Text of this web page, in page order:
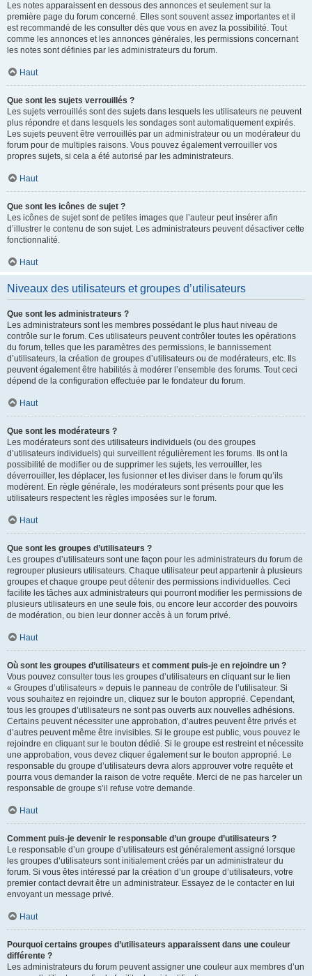
Les notes apparaissent en dessous des annonces et seulement sur la
première page du forum concerné. Elles sont souvent assez importantes et il
est recommandé de les consulter dès que vous en avez la possibilité. Tout
comme les annonces et les annonces générales, les permissions concernant
les notes sont définies par les administrateurs du forum.
Haut
Que sont les sujets verrouillés ?
Les sujets verrouillés sont des sujets dans lesquels les utilisateurs ne peuvent
plus répondre et dans lesquels les sondages sont automatiquement expirés.
Les sujets peuvent être verrouillés par un administrateur ou un modérateur du
forum pour de multiples raisons. Vous pouvez également verrouiller vos
propres sujets, si cela a été autorisé par les administrateurs.
Haut
Que sont les icônes de sujet ?
Les icônes de sujet sont de petites images que l’auteur peut insérer afin
d’illustrer le contenu de son sujet. Les administrateurs peuvent désactiver cette
fonctionnalité.
Haut
Niveaux des utilisateurs et groupes d’utilisateurs
Que sont les administrateurs ?
Les administrateurs sont les membres possédant le plus haut niveau de
contrôle sur le forum. Ces utilisateurs peuvent contrôler toutes les opérations
du forum, telles que les paramètres des permissions, le bannissement
d’utilisateurs, la création de groupes d’utilisateurs ou de modérateurs, etc. Ils
peuvent également être habilités à modérer l’ensemble des forums. Tout ceci
dépend de la configuration effectuée par le fondateur du forum.
Haut
Que sont les modérateurs ?
Les modérateurs sont des utilisateurs individuels (ou des groupes
d’utilisateurs individuels) qui surveillent régulièrement les forums. Ils ont la
possibilité de modifier ou de supprimer les sujets, les verrouiller, les
déverrouiller, les déplacer, les fusionner et les diviser dans le forum qu’ils
modèrent. En règle générale, les modérateurs sont présents pour que les
utilisateurs respectent les règles imposées sur le forum.
Haut
Que sont les groupes d’utilisateurs ?
Les groupes d’utilisateurs sont une façon pour les administrateurs du forum de
regrouper plusieurs utilisateurs. Chaque utilisateur peut appartenir à plusieurs
groupes et chaque groupe peut détenir des permissions individuelles. Ceci
facilite les tâches aux administrateurs qui pourront modifier les permissions de
plusieurs utilisateurs en une seule fois, ou encore leur accorder des pouvoirs
de modération, ou bien leur donner accès à un forum privé.
Haut
Où sont les groupes d’utilisateurs et comment puis-je en rejoindre un ?
Vous pouvez consulter tous les groupes d’utilisateurs en cliquant sur le lien
« Groupes d’utilisateurs » depuis le panneau de contrôle de l’utilisateur. Si
vous souhaitez en rejoindre un, cliquez sur le bouton approprié. Cependant,
tous les groupes d’utilisateurs ne sont pas ouverts aux nouvelles adhésions.
Certains peuvent nécessiter une approbation, d’autres peuvent être privés et
d’autres peuvent même être invisibles. Si le groupe est public, vous pouvez le
rejoindre en cliquant sur le bouton dédié. Si le groupe est restreint et nécessite
une approbation, vous devez cliquer également sur le bouton approprié. Le
responsable du groupe d’utilisateurs devra alors approuver votre requête et
pourra vous demander la raison de votre requête. Merci de ne pas harceler un
responsable de groupe s’il refuse votre demande.
Haut
Comment puis-je devenir le responsable d’un groupe d’utilisateurs ?
Le responsable d’un groupe d’utilisateurs est généralement assigné lorsque
les groupes d’utilisateurs sont initialement créés par un administrateur du
forum. Si vous êtes intéressé par la création d’un groupe d’utilisateurs, votre
premier contact devrait être un administrateur. Essayez de le contacter en lui
envoyant un message privé.
Haut
Pourquoi certains groupes d’utilisateurs apparaissent dans une couleur
différente ?
Les administrateurs du forum peuvent assigner une couleur aux membres d’un